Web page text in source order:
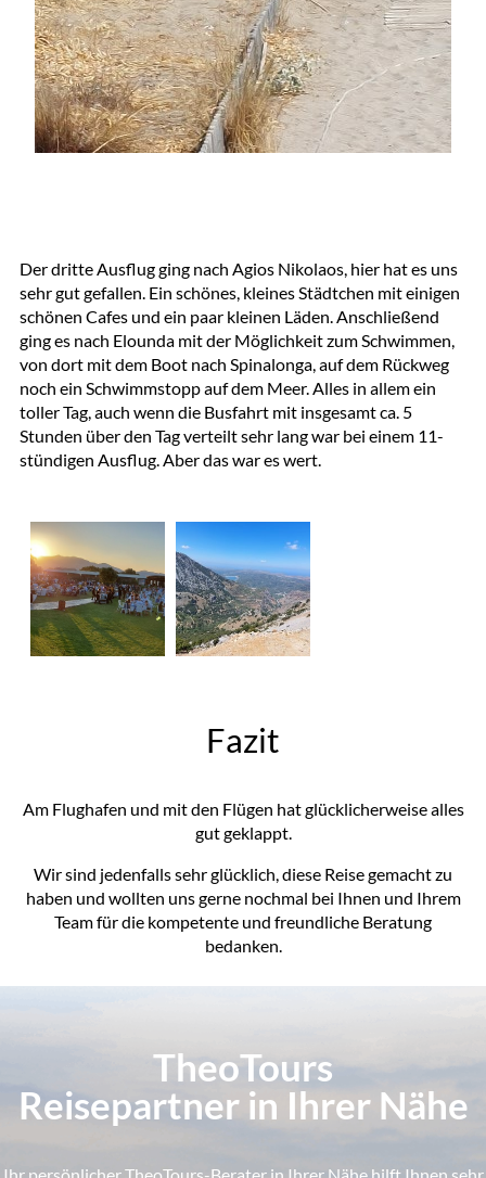
Der dritte Ausflug ging nach Agios Nikolaos, hier hat es uns
sehr gut gefallen. Ein schönes, kleines Städtchen mit einigen
schönen Cafes und ein paar kleinen Läden. Anschließend
ging es nach Elounda mit der Möglichkeit zum Schwimmen,
von dort mit dem Boot nach Spinalonga, auf dem Rückweg
noch ein Schwimmstopp auf dem Meer. Alles in allem ein
toller Tag, auch wenn die Busfahrt mit insgesamt ca. 5
Stunden über den Tag verteilt sehr lang war bei einem 11-
stündigen Ausflug. Aber das war es wert.
Fazit
Am Flughafen und mit den Flügen hat glücklicherweise alles
gut geklappt.
Wir sind jedenfalls sehr glücklich, diese Reise gemacht zu
haben und wollten uns gerne nochmal bei Ihnen und Ihrem
Team für die kompetente und freundliche Beratung
bedanken.
TheoTours
Reisepartner in Ihrer Nähe